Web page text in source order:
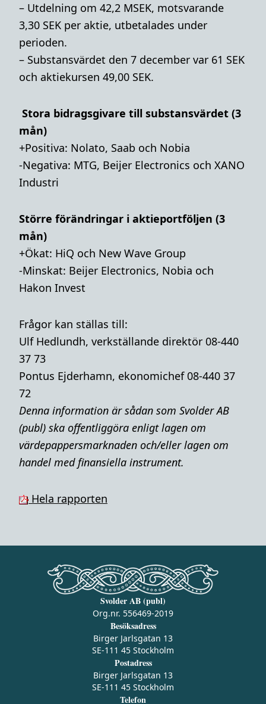
– Utdelning om 42,2 MSEK, motsvarande
3,30 SEK per aktie, utbetalades under
perioden.
– Substansvärdet den 7 december var 61 SEK
och aktiekursen 49,00 SEK.
Stora bidragsgivare till substansvärdet (3
mån)
+Positiva: Nolato, Saab och Nobia
-Negativa: MTG, Beijer Electronics och XANO
Industri
Större förändringar i aktieportföljen (3
mån)
+Ökat: HiQ och New Wave Group
-Minskat: Beijer Electronics, Nobia och
Hakon Invest
Frågor kan ställas till:
Ulf Hedlundh, verkställande direktör 08-440
37 73
Pontus Ejderhamn, ekonomichef 08-440 37
72
Denna information är sådan som Svolder AB
(publ) ska offentliggöra enligt lagen om
värdepappersmarknaden och/eller lagen om
handel med finansiella instrument.
Hela rapporten
Svolder AB (publ)
Org.nr. 556469-2019
Besöksadress
Birger Jarlsgatan 13
SE-111 45 Stockholm
Postadress
Birger Jarlsgatan 13
SE-111 45 Stockholm
Telefon